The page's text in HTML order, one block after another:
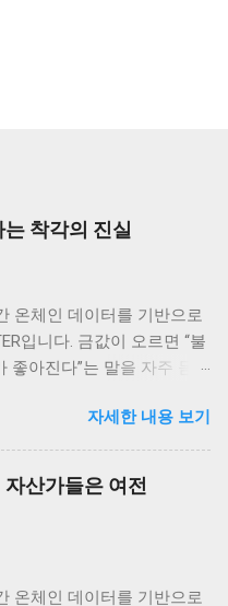
착각의 진실
온체인 데이터를 기반으로
입니다. 금값이 오르면 “불
좋아진다”는 말을 자주 듣
면, 이런 단순한 공식이 얼
요. 실제로는 금값과 경제
하고, 때로는 정반대로 작
금값 움직임을 제대로 읽
향, 그리고 역발상 투자의
자세한 내용 보기
산가들은 여전
온체인 데이터를 기반으로